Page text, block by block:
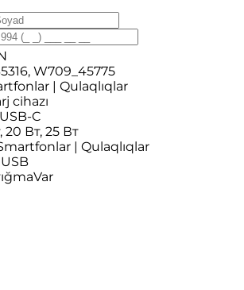
W709_45775
| Qulaqlıqlar
cihazı
USB-C
20 Вт, 25 Вт
| Qulaqlıqlar
Var